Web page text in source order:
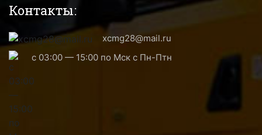
Контакты:
xcmg28@mail.ru
с 03:00 — 15:00 по Мск с Пн-Птн